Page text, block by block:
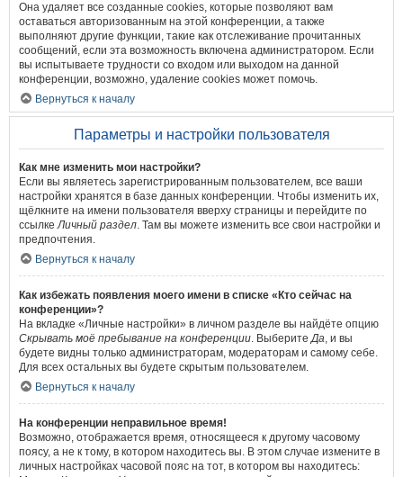
Она удаляет все созданные cookies, которые позволяют вам
оставаться авторизованным на этой конференции, а также
выполняют другие функции, такие как отслеживание прочитанных
сообщений, если эта возможность включена администратором. Если
вы испытываете трудности со входом или выходом на данной
конференции, возможно, удаление cookies может помочь.
Вернуться к началу
Параметры и настройки пользователя
Как мне изменить мои настройки?
Если вы являетесь зарегистрированным пользователем, все ваши
настройки хранятся в базе данных конференции. Чтобы изменить их,
щёлкните на имени пользователя вверху страницы и перейдите по
ссылкеЛичный раздел. Там вы можете изменить все свои настройки и
предпочтения.
Вернуться к началу
Как избежать появления моего имени в списке «Кто сейчас на
конференции»?
На вкладке «Личные настройки» в личном разделе вы найдёте опцию
Скрывать моё пребывание на конференции. ВыберитеДа, и вы
будете видны только администраторам, модераторам и самому себе.
Для всех остальных вы будете скрытым пользователем.
Вернуться к началу
На конференции неправильное время!
Возможно, отображается время, относящееся к другому часовому
поясу, а не к тому, в котором находитесь вы. В этом случае измените в
личных настройках часовой пояс на тот, в котором вы находитесь: